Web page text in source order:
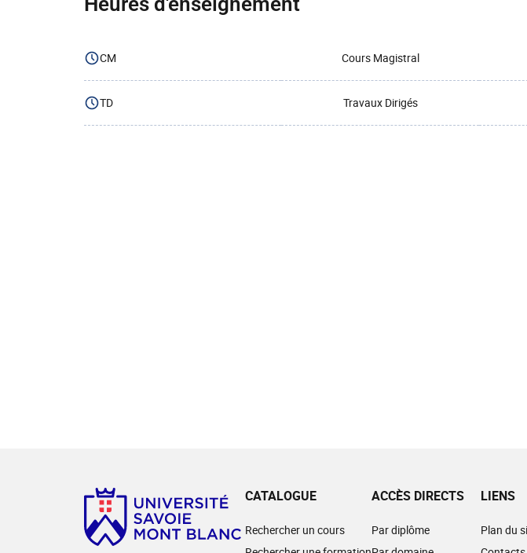
CM Cours Magistral
TD Travaux Dirigés
CATALOGUE
Rechercher un cours
ACCÈS DIRECTS
Par diplôme
LIENS
Plan du